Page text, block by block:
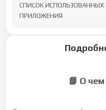
СПИСОК ИСПОЛЬЗОВАННЫХ
ПРИЛОЖЕНИЯ
📘 О